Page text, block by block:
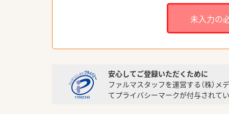
未入力の
安心してご登録いただくために
ファルマスタッフを運営する（株）
てプライバシーマークが付与されてい